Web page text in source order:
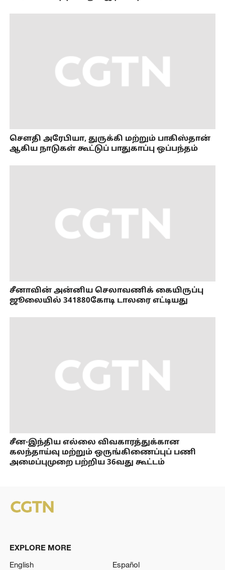
செளதி அரேபியா, துருக்கி மற்றும் பாகிஸ்தான்
ஆகிய நாடுகள் கூட்டுப் பாதுகாப்பு ஒப்பந்தம்
சீனாவின் அன்னிய செலாவணிக் கையிருப்பு
ஜூலையில் 341880கோடி டாலரை எட்டியது
சீன-இந்திய எல்லை விவகாரத்துக்கான
கலந்தாய்வு மற்றும் ஒருங்கிணைப்புப் பணி
அமைப்புமுறை பற்றிய 36வது கூட்டம்
EXPLORE MORE
English
Español